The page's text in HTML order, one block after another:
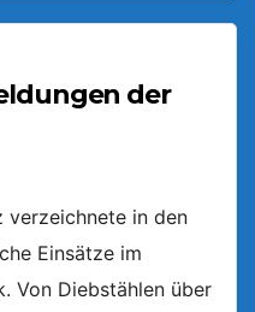
der
verzeichnete in den
Einsätze im
Von Diebstählen über